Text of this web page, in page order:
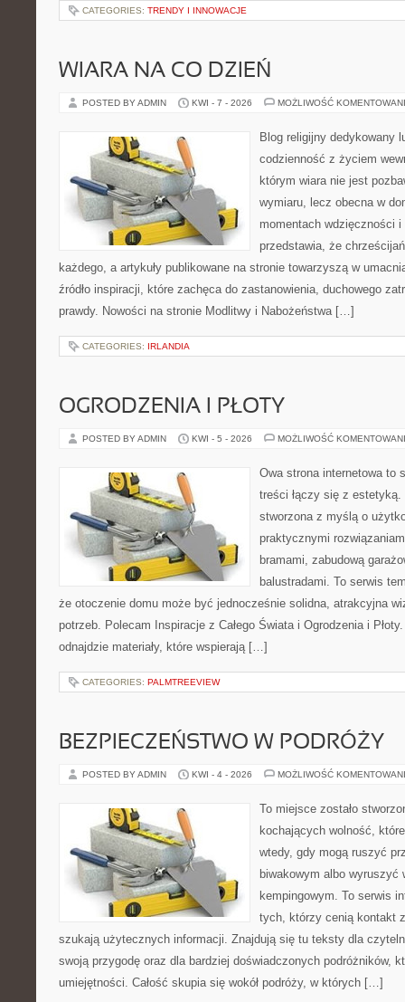
CATEGORIES: TRENDY I INNOWACJE
WIARA NA CO DZIEŃ
POSTED BY ADMIN KWI - 7 - 2026 MOŻLIWOŚĆ
Blog religijny dedykowany
codzienność z życiem
którym wiara nie jest
wymiaru, lecz obecna w
momentach wdzięczności
przedstawia, że
każdego, a artykuły publikowane na stronie towarzyszą w
źródło inspiracji, które zachęca do zastanowienia, duchowego
prawdy. Nowości na stronie Modlitwy i Nabożeństwa […]
CATEGORIES: IRLANDIA
OGRODZENIA I PŁOTY
POSTED BY ADMIN KWI - 5 - 2026 MOŻLIWOŚĆ
Owa strona internetowa to
treści łączy się z estetyką.
stworzona z myślą o
praktycznymi
bramami, zabudową
balustradami. To serwis
że otoczenie domu może być jednocześnie solidna, atrakcyjna
potrzeb. Polecam Inspiracje z Całego Świata i Ogrodzenia i
odnajdzie materiały, które wspierają […]
CATEGORIES: PALMTREEVIEW
BEZPIECZEŃSTWO W PODRÓŻY
POSTED BY ADMIN KWI - 4 - 2026 MOŻLIWOŚĆ
To miejsce zostało
kochających wolność,
wtedy, gdy mogą ruszyć
biwakowym albo wyruszyć
kempingowym. To serwis
tych, którzy cenią kontakt
szukają użytecznych informacji. Znajdują się tu teksty dla
swoją przygodę oraz dla bardziej doświadczonych podróżników,
umiejętności. Całość skupia się wokół podróży, w których […]